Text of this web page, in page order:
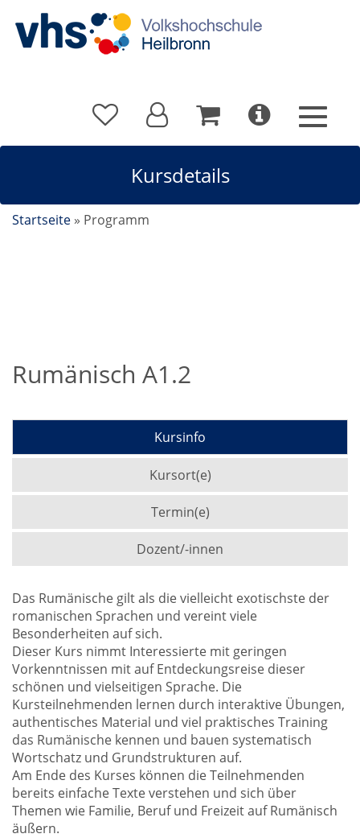
Kursdetails
Startseite » Programm
Rumänisch A1.2
Kursinfo
Kursort(e)
Termin(e)
Dozent/-innen
Das Rumänische gilt als die vielleicht exotischste der
romanischen Sprachen und vereint viele
Besonderheiten auf sich.
Dieser Kurs nimmt Interessierte mit geringen
Vorkenntnissen mit auf Entdeckungsreise dieser
schönen und vielseitigen Sprache. Die
Kursteilnehmenden lernen durch interaktive Übungen,
authentisches Material und viel praktisches Training
das Rumänische kennen und bauen systematisch
Wortschatz und Grundstrukturen auf.
Am Ende des Kurses können die Teilnehmenden
bereits einfache Texte verstehen und sich über
Themen wie Familie, Beruf und Freizeit auf Rumänisch
äußern.